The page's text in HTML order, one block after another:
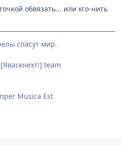
обвязать... или кго-нить
спасут мир.
team
Musica Est